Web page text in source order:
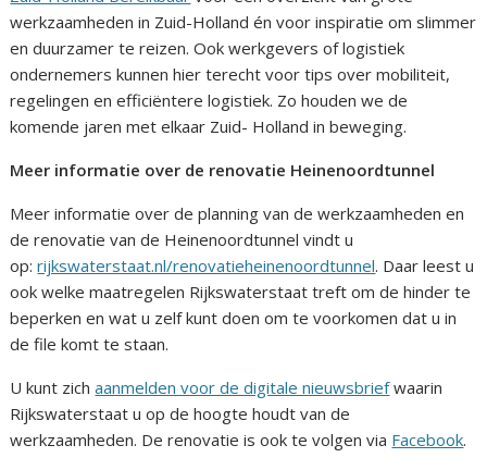
werkzaamheden in Zuid-Holland én voor inspiratie om slimmer
en duurzamer te reizen. Ook werkgevers of logistiek
ondernemers kunnen hier terecht voor tips over mobiliteit,
regelingen en efficiëntere logistiek. Zo houden we de
komende jaren met elkaar Zuid- Holland in beweging.
Meer informatie over de renovatie Heinenoordtunnel
Meer informatie over de planning van de werkzaamheden en
de renovatie van de Heinenoordtunnel vindt u
op:rijkswaterstaat.nl/renovatieheinenoordtunnel. Daar leest u
ook welke maatregelen Rijkswaterstaat treft om de hinder te
beperken en wat u zelf kunt doen om te voorkomen dat u in
de file komt te staan.
U kunt zichaanmelden voor de digitale nieuwsbriefwaarin
Rijkswaterstaat u op de hoogte houdt van de
werkzaamheden. De renovatie is ook te volgen via Facebook.